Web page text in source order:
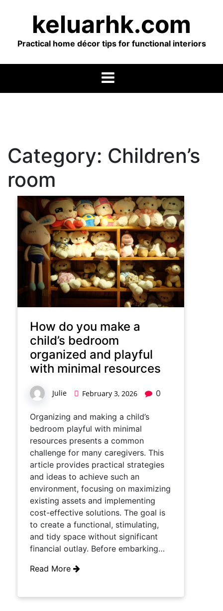
keluarhk.com
Practical home décor tips for functional interiors
Category: Children’s
room
How do you make a
child’s bedroom
organized and playful
with minimal resources
Julie February 3, 2026 0
Organizing and making a child’s
bedroom playful with minimal
resources presents a common
challenge for many caregivers. This
article provides practical strategies
and ideas to achieve such an
environment, focusing on maximizing
existing assets and implementing
cost-effective solutions. The goal is
to create a functional, stimulating,
and tidy space without significant
financial outlay. Before embarking…
Read More